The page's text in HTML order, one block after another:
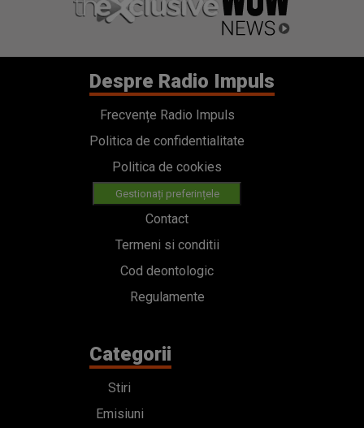
Despre Radio Impuls
Frecvențe Radio Impuls
Politica de confidentialitate
Politica de cookies
Gestionați preferințele
Contact
Termeni si conditii
Cod deontologic
Regulamente
Categorii
Stiri
Emisiuni